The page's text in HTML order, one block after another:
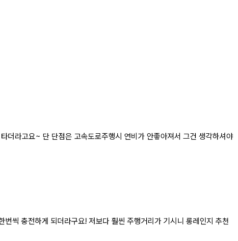
라고요~ 단 단점은 고속도로주행시 연비가 안좋아져서 그건 생각하셔야
씩 충전하게 되더라구요! 저보다 훨씬 주행거리가 기시니 롱레인지 추천